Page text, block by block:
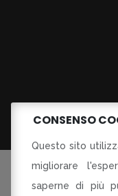
CONSENSO
Questo sito
migliorare
saperne di più